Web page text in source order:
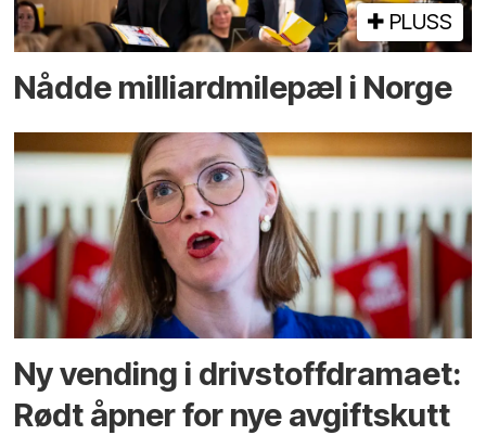
PLUSS
Nådde milliard­­milepæl i Norge
Ny vending i drivstoffdramaet:
Rødt åpner for nye avgiftskutt